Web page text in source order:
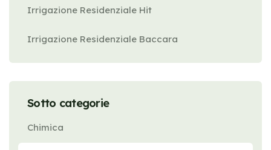
Irrigazione Residenziale Hit
Irrigazione Residenziale Baccara
Sotto categorie
Chimica